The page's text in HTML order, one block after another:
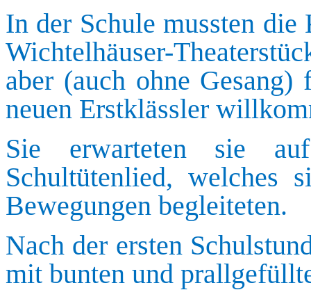
In der Schule mussten
Wichtelhäuser-
aber (auch ohne
neuen Erstklässler
Sie erwarteten sie
Schultütenlied, welches
Bewegungen begleiteten.
Nach der ersten
mit bunten und